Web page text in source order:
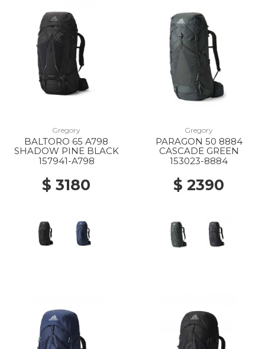
Gregory
BALTORO 65 A798
SHADOW PINE BLACK
157941-A798
$ 3180
Gregory
PARAGON 50 8884
CASCADE GREEN
153023-8884
$ 2390